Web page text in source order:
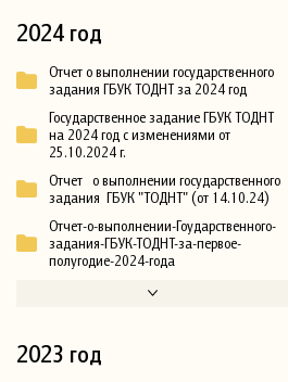
2024 год
Отчет о выполнении государственного
задания ГБУК ТОДНТ за 2024 год
Государственное задание ГБУК ТОДНТ
на 2024 год с изменениями от
25.10.2024 г.
Отчет о выполнении государственного
задания ГБУК "ТОДНТ" (от 14.10.24)
Отчет-о-выполнении-Гоударственного-
задания-ГБУК-ТОДНТ-за-первое-
полугодие-2024-года
2023 год